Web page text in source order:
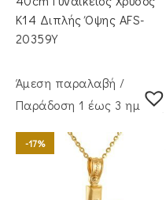
Κ14 Διπλής Όψης AFS-
20359Y
Άμεση παραλαβή /
Παράδoση 1 έως 3 ημέρες
-17%